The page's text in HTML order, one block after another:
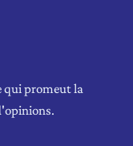
qui promeut la